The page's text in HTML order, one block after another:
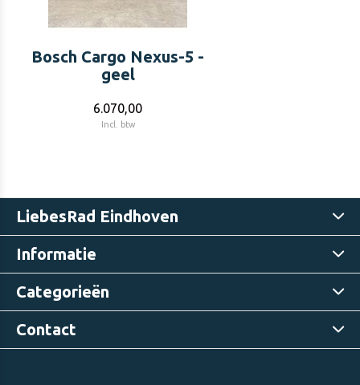
Bosch Cargo Nexus-5 -
geel
6.070,00
Incl. btw
LiebesRad Eindhoven
Informatie
Categorieën
Contact